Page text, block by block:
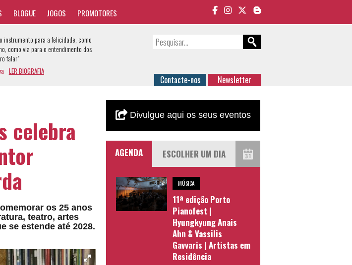
BLOGUE JOGOS PROMOTORES
instrumento para a felicidade, como
como via para o entendimento dos
falar"
LER BIOGRAFIA
Contacte-nos Newsletter
celebra
os 25 anos
teatro, artes
se estende até 2028.
Divulgue aqui os seus eventos
AGENDA
MÚSICA
11ª edição Porto
Pianofest |
Hyungkyung Anais
Ahn & Vassilis
Gavvaris | Artistas em
Residência